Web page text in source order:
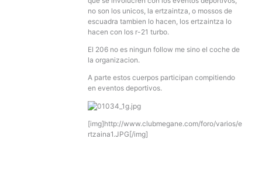
no son los unicos, la ertzaintza, o mossos de
escuadra tambien lo hacen, los ertzaintza lo
hacen con los r-21 turbo.
El 206 no es ningun follow me sino el coche de
la organizacion.
A parte estos cuerpos participan compitiendo
en eventos deportivos.
[img]http://www.clubmegane.com/foro/varios/e
rtzaina1.JPG[/img]